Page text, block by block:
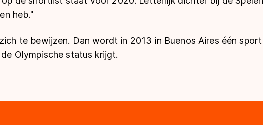
heb."
te bewijzen. Dan wordt in 2013 in Buenos Aires één sport
Olympische status krijgt.